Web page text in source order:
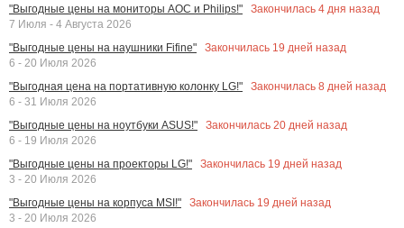
"Выгодные цены на мониторы AOC и Philips!"
Закончилась 4 дня назад
7 Июля - 4 Августа 2026
"Выгодные цены на наушники Fifine"
Закончилась 19 дней назад
6 - 20 Июля 2026
"Выгодная цена на портативную колонку LG!"
Закончилась 8 дней назад
6 - 31 Июля 2026
"Выгодные цены на ноутбуки ASUS!"
Закончилась 20 дней назад
6 - 19 Июля 2026
"Выгодные цены на проекторы LG!"
Закончилась 19 дней назад
3 - 20 Июля 2026
"Выгодные цены на корпуса MSI!"
Закончилась 19 дней назад
3 - 20 Июля 2026